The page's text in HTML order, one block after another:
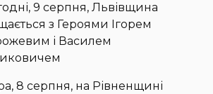
9 серпня, Львівщина
з Героями Ігорем
і Василем
8 серпня, на Рівненщині